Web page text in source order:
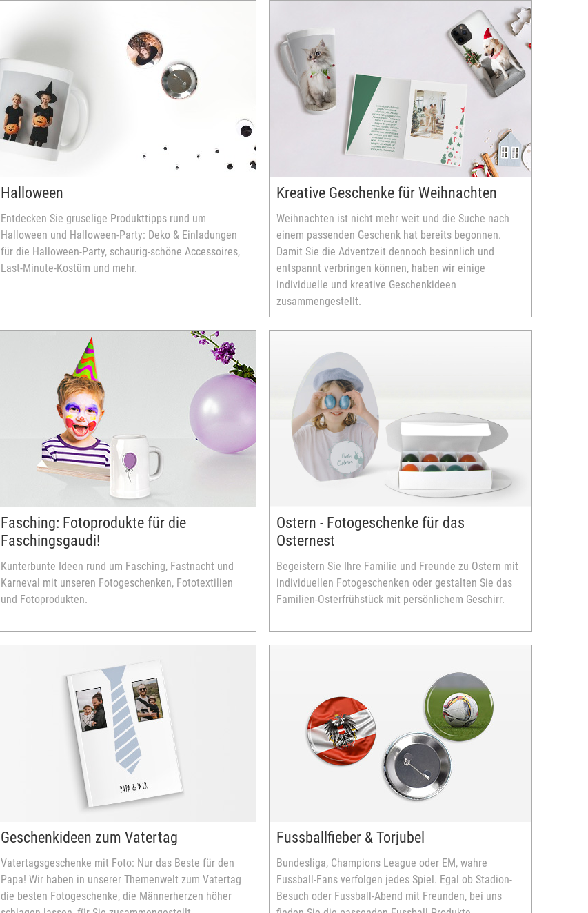
Halloween
Entdecken Sie gruselige Produkttipps rund um
Halloween und Halloween-Party: Deko & Einladungen
für die Halloween-Party, schaurig-schöne Accessoires,
Last-Minute-Kostüm und mehr.
Kreative Geschenke für Weihnachten
Weihnachten ist nicht mehr weit und die Suche nach
einem passenden Geschenk hat bereits begonnen.
Damit Sie die Adventzeit dennoch besinnlich und
entspannt verbringen können, haben wir einige
individuelle und kreative Geschenkideen
zusammengestellt.
Fasching: Fotoprodukte für die
Faschingsgaudi!
Kunterbunte Ideen rund um Fasching, Fastnacht und
Karneval mit unseren Fotogeschenken, Fototextilien
und Fotoprodukten.
Ostern - Fotogeschenke für das
Osternest
Begeistern Sie Ihre Familie und Freunde zu Ostern mit
individuellen Fotogeschenken oder gestalten Sie das
Familien-Osterfrühstück mit persönlichem Geschirr.
Geschenkideen zum Vatertag
Vatertagsgeschenke mit Foto: Nur das Beste für den
Papa! Wir haben in unserer Themenwelt zum Vatertag
die besten Fotogeschenke, die Männerherzen höher
Fussballfieber & Torjubel
Bundesliga, Champions League oder EM, wahre
Fussball-Fans verfolgen jedes Spiel. Egal ob Stadion-
Besuch oder Fussball-Abend mit Freunden, bei uns